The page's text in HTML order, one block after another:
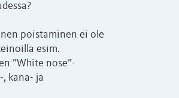
poistaminen ei ole
esim.
”White nose”-
kana- ja